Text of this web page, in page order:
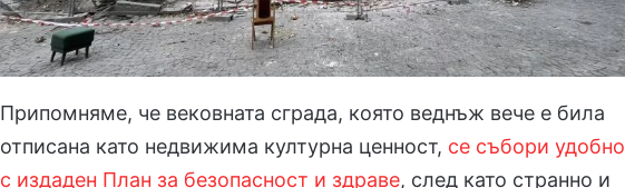
Припомняме, че вековната сграда, която веднъж вече е била
отписана като недвижима културна ценност, се събори удобно
с издаден План за безопасност и здраве, след като странно и